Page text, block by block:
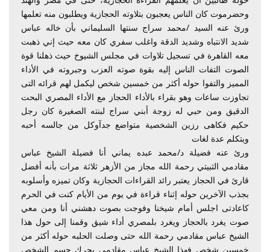
وحضرموت كان الناس يعجبون بتلاوته الحجازية ويطلبون منه تعلمها
ورئ عنه السيد /محمد سراج سنتها السليماني بأن خاله عباس
شديد الانتباه وشديد الدقة واغلب سفري كان معه حيث إني ذهبت
معه القاهرة في تسجيل تلاوات في مجلس الشيوخ حيث ذهلنا قوة
الصوت التفات الناس إليه بقوة صوته العزب وجبروته في الأداء
المميز والتفوا حوله أكثر من خمسين شخص ليكمل لهم قرائه التى
تجاوزت ساعات وهو بقراء بالأداء الحجاز مع الأداء المصري البحت
الدقيق ومن حبي له زوجة أبني سراج لبنته الصغيرة كان رجل
حكيم فكاهى رزين الشخصية متواضع جدآوكل من جالسه أحبه
ويتكلم عدة لغات
ورئ عنه فضيلة د/محمد عبده يماني أنا فضيلة الشيخ عباس
مقادمي الثبيتي رحمة الله مجاز من الأزهر ثلاثة مرات بأنه أفضل
قارئ في الحجاز يعتبر رائد القراءات الحجازية وكان تميزه وأسلوبه
بجذب الآخرين حوله إثناء قراءة في يوم من الأيام كنت في الحرم
كاعادتى اجلس أمام شيخنا وفوجت بصوت دهشني أنا ومن معي
صوت يغرد بالحجاز ويغرد بلمصري أداء شيق وقمنا إلى حول هذا
الشيخ عباس مقادمي رحمة الله حتى وصلت الحلبه حوله أكثر من
خمسين شخص فهذا الشيخ عباس مقادمي يحرك جسم الشخص